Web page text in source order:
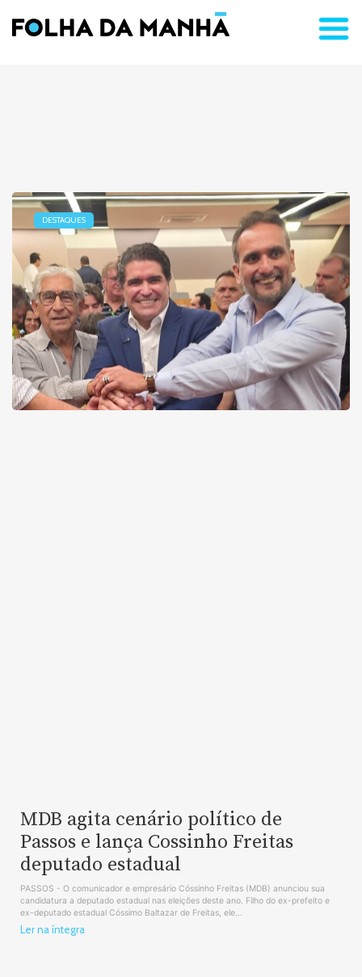
DESTAQUES
MDB agita cenário político de
Passos e lança Cossinho Freitas
deputado estadual
PASSOS - O comunicador e empresário Cóssinho Freitas (MDB) anunciou sua
candidatura a deputado estadual nas eleições deste ano. Filho do ex-prefeito e
ex-deputado estadual Cóssimo Baltazar de Freitas, ele...
Ler na íntegra